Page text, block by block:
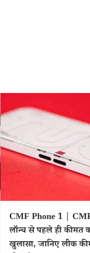
CMF Phone 1 |
लॉन्च से पहले ही कीमत
खुलासा, जानिए लीक